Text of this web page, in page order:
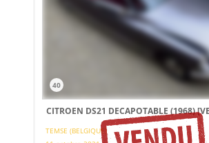
40
CITROEN DS21 DECAPOTABLE (1968)
TEMSE (BELGIQUE)